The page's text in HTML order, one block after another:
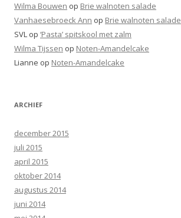
Wilma Bouwen op Brie walnoten salade
Vanhaesebroeck Ann op Brie walnoten salade
SVL op ‘Pasta’ spitskool met zalm
Wilma Tijssen op Noten-Amandelcake
Lianne op Noten-Amandelcake
ARCHIEF
december 2015
juli 2015
april 2015
oktober 2014
augustus 2014
juni 2014